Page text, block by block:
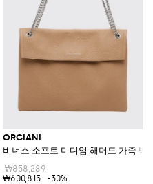
ORCIANI
비너스 소프트 미디엄 해머드 가죽 백
₩858,289
₩600,815
-30%